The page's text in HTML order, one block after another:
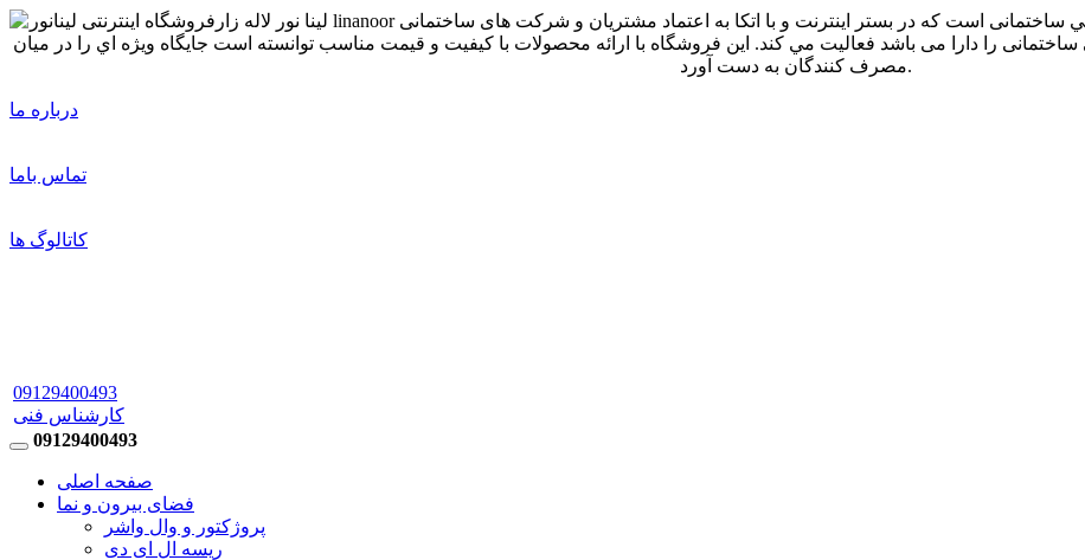
درباره ما
تماس باما
کاتالوگ ها
09129400493
کارشناس فنی
09129400493
صفحه اصلی
فضای بیرون و نما
پروژکتور و وال واشر
ریسه ال ای دی